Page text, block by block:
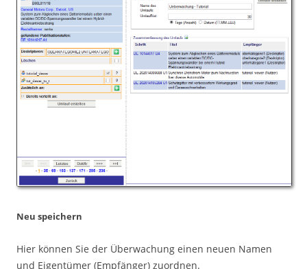
Neu speichern
Hier können Sie der Überwachung einen neuen Namen
und Eigentümer (Empfänger) zuordnen.